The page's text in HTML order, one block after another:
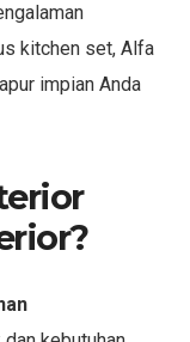
kitchen set, Alfa
impian Anda